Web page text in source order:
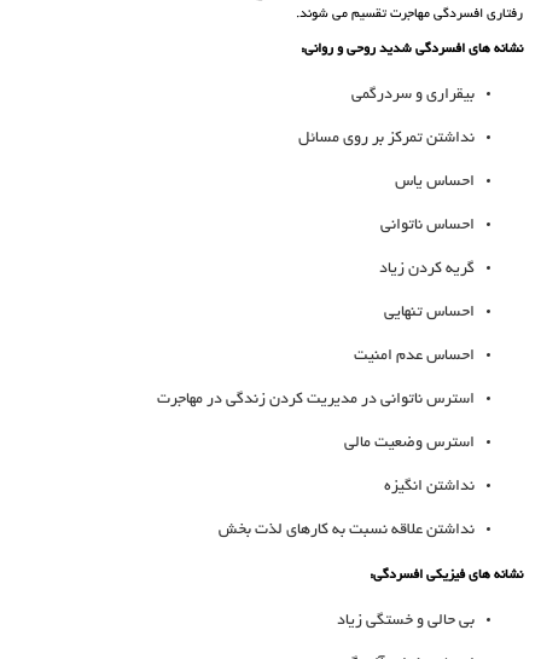
رفتاری افسردگی مهاجرت تقسیم می شوند.
نشانه های افسردگی شدید روحی و روانی:
بیقراری و سردرگمی
نداشتن تمرکز بر روی مسائل
احساس یاس
احساس ناتوانی
گریه کردن زیاد
احساس تنهایی
احساس عدم امنیت
استرس ناتوانی در مدیریت کردن زندگی در مهاجرت
استرس وضعیت مالی
نداشتن انگیزه
نداشتن علاقه نسبت به کارهای لذت بخش
نشانه های فیزیکی افسردگی:
بی حالی و خستگی زیاد